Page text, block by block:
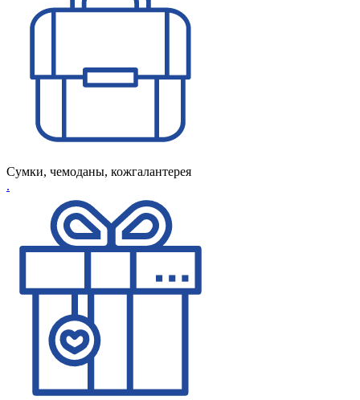
Сумки, чемоданы, кожгалантерея
.